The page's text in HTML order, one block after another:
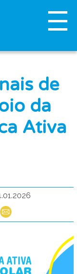
de
da
Ativa